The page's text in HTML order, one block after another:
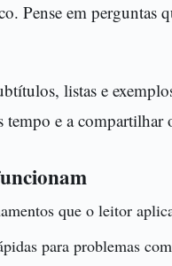
Pense em perguntas
listas e
tempo e a compartilhar
que o leitor
para problemas